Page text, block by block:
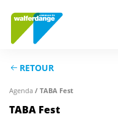
RETOUR
Agenda / TABA Fest
TABA Fest